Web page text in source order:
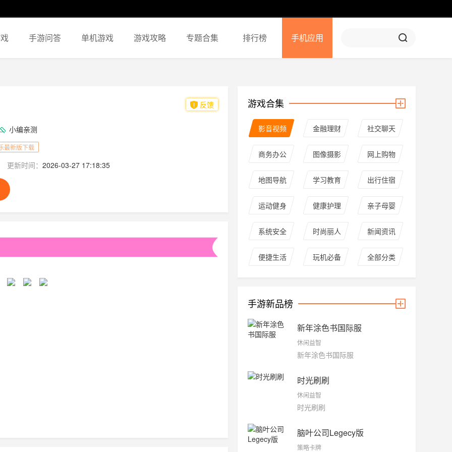
手游问答 单机游戏 游戏攻略 专题合集 排行榜 手机应用
小编亲测
最新版下载
更新时间： 2026-03-27 17:18:35
反馈 游戏合集
影音视频 金融理财 社交聊天
商务办公 图像摄影 网上购物
地图导航 学习教育 出行住宿
运动健身 健康护理 亲子母婴
系统安全 时尚丽人 新闻资讯
便捷生活 玩机必备 全部分类
手游新品榜
新年涂色书国际服
休闲益智
新年涂色书国际服
时光刷刷
休闲益智
时光刷刷
脑叶公司Legecy版
策略卡牌